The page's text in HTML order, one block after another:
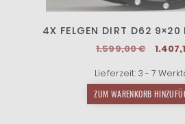
4X FELGEN DIRT D62
1.599,00€
war:
Lieferzeit: 3 - 7
ZUM WARENKORB